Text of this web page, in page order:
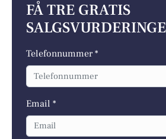
FÅ TRE GRATIS
Telefonnummer *
Email *